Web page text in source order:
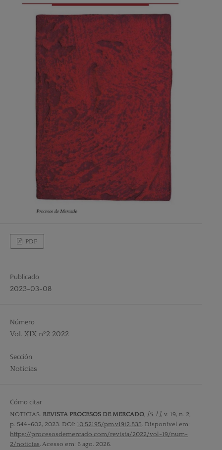
PDF
Publicado
2023-03-08
Número
Vol. XIX nº2 2022
Sección
Noticias
Cómo citar
NOTICIAS. REVISTA PROCESOS DE MERCADO, [S. l.], v. 19, n. 2,
p. 544–602, 2023. DOI: 10.52195/pm.v19i2.835. Disponível em:
https://procesosdemercado.com/revista/2022/vol-19/num-
2/noticias. Acesso em: 6 ago. 2026.